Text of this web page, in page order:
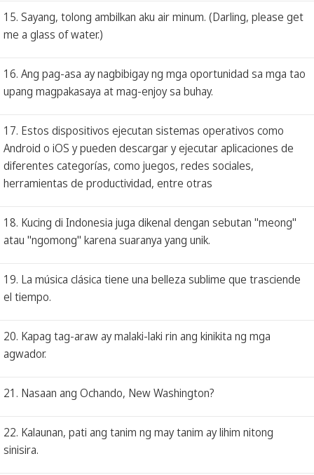
15. Sayang, tolong ambilkan aku air minum. (Darling, please get
me a glass of water.)
16. Ang pag-asa ay nagbibigay ng mga oportunidad sa mga tao
upang magpakasaya at mag-enjoy sa buhay.
17. Estos dispositivos ejecutan sistemas operativos como
Android o iOS y pueden descargar y ejecutar aplicaciones de
diferentes categorías, como juegos, redes sociales,
herramientas de productividad, entre otras
18. Kucing di Indonesia juga dikenal dengan sebutan "meong"
atau "ngomong" karena suaranya yang unik.
19. La música clásica tiene una belleza sublime que trasciende
el tiempo.
20. Kapag tag-araw ay malaki-laki rin ang kinikita ng mga
agwador.
21. Nasaan ang Ochando, New Washington?
22. Kalaunan, pati ang tanim ng may tanim ay lihim nitong
sinisira.